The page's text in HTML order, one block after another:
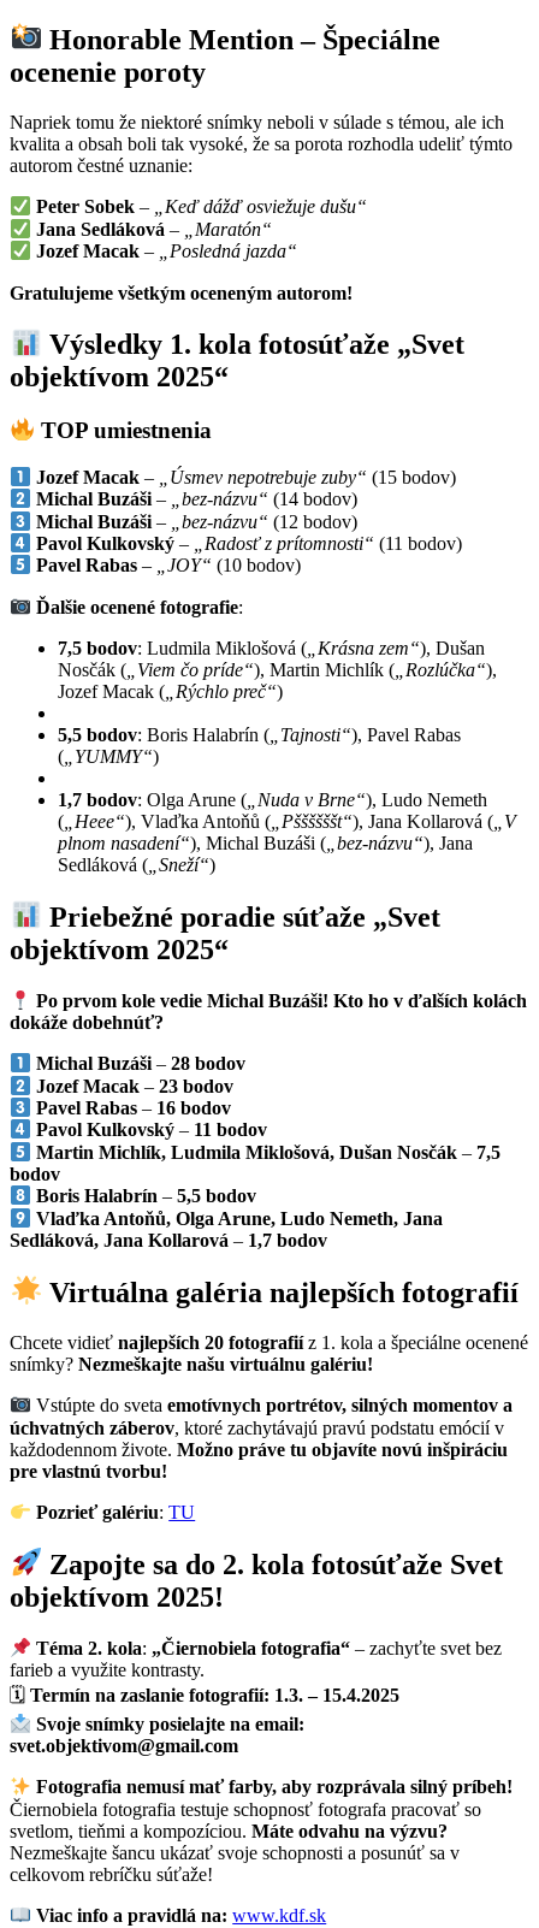
Honorable Mention – Špeciálne
ocenenie poroty
Napriek tomu že niektoré snímky neboli v súlade s témou, ale ich
kvalita a obsah boli tak vysoké, že sa porota rozhodla udeliť týmto
autorom čestné uznanie:
Peter Sobek – „Keď dážď osviežuje dušu“
Jana Sedláková –
„Maratón“
Jozef Macak – „Posledná jazda“
Gratulujeme všetkým oceneným autorom!
Výsledky 1. kola fotosúťaže „Svet
objektívom 2025“
TOP umiestnenia
Jozef Macak – „Úsmev nepotrebuje zuby“ (15 bodov)
Michal Buzáši– „bez-názvu“ (14 bodov)
Michal Buzáši – „bez-názvu“ (12 bodov)
Pavol Kulkovský – „Radosť z prítomnosti“ (11 bodov)
Pavel Rabas – „JOY“ (10 bodov)
Ďalšie ocenené fotografie:
7,5 bodov: Ludmila Miklošová ( „Krásna zem“), Dušan
Nosčák ( „Viem čo príde“), Martin Michlík ( „Rozlúčka“),
Jozef Macak ( „Rýchlo preč“)
5,5 bodov: Boris Halabrín ( „Tajnosti“), Pavel Rabas
( „YUMMY“)
1,7 bodov: Olga Arune ( „Nuda v Brne“), Ludo Nemeth
( „Heee“), Vlaďka Antoňů ( „Pššššššt“), Jana Kollarová ( „V
plnom nasadení“), Michal Buzáši ( „bez-názvu“), Jana
Sedláková ( „Sneží“)
Priebežné poradie súťaže „Svet
objektívom 2025“
Po prvom kole vedie Michal Buzáši! Kto ho v ďalších kolách
dokáže dobehnúť?
Michal Buzáši–28 bodov
Jozef Macak –23 bodov
Pavel Rabas – 16 bodov
Pavol Kulkovský – 11 bodov
Martin Michlík, Ludmila Miklošová, Dušan Nosčák – 7,5
bodov
Boris Halabrín –5,5 bodov
Vlaďka Antoňů, Olga Arune, Ludo Nemeth, Jana
Sedláková, Jana Kollarová – 1,7 bodov
Virtuálna galéria najlepších fotografií
Chcete vidieť najlepších 20 fotografiíz 1. kola a špeciálne ocenené
snímky? Nezmeškajte našu virtuálnu galériu!
Vstúpte do svetaemotívnych portrétov, silných momentov a
úchvatných záberov, ktoré zachytávajú pravú podstatu emócií v
každodennom živote. Možno práve tu objavíte novú inšpiráciu
pre vlastnú tvorbu!
Pozrieť galériu:TU
Zapojte sa do 2. kola fotosúťaže Svet
objektívom 2025!
Téma 2. kola: „Čiernobiela fotografia“ – zachyťte svet bez
farieb a využite kontrasty.
🗓 Termín na zaslanie fotografií: 1.3. – 15.4.2025
Svoje snímky posielajte na email:
svet.objektivom@gmail.com
Fotografia nemusí mať farby, aby rozprávala silný príbeh!
Čiernobiela fotografia testuje schopnosť fotografa pracovať so
svetlom, tieňmi a kompozíciou. Máte odvahu na výzvu?
Nezmeškajte šancu ukázať svoje schopnosti a posunúť sa v
celkovom rebríčku súťaže!
Viac info a pravidlá na: www.kdf.sk